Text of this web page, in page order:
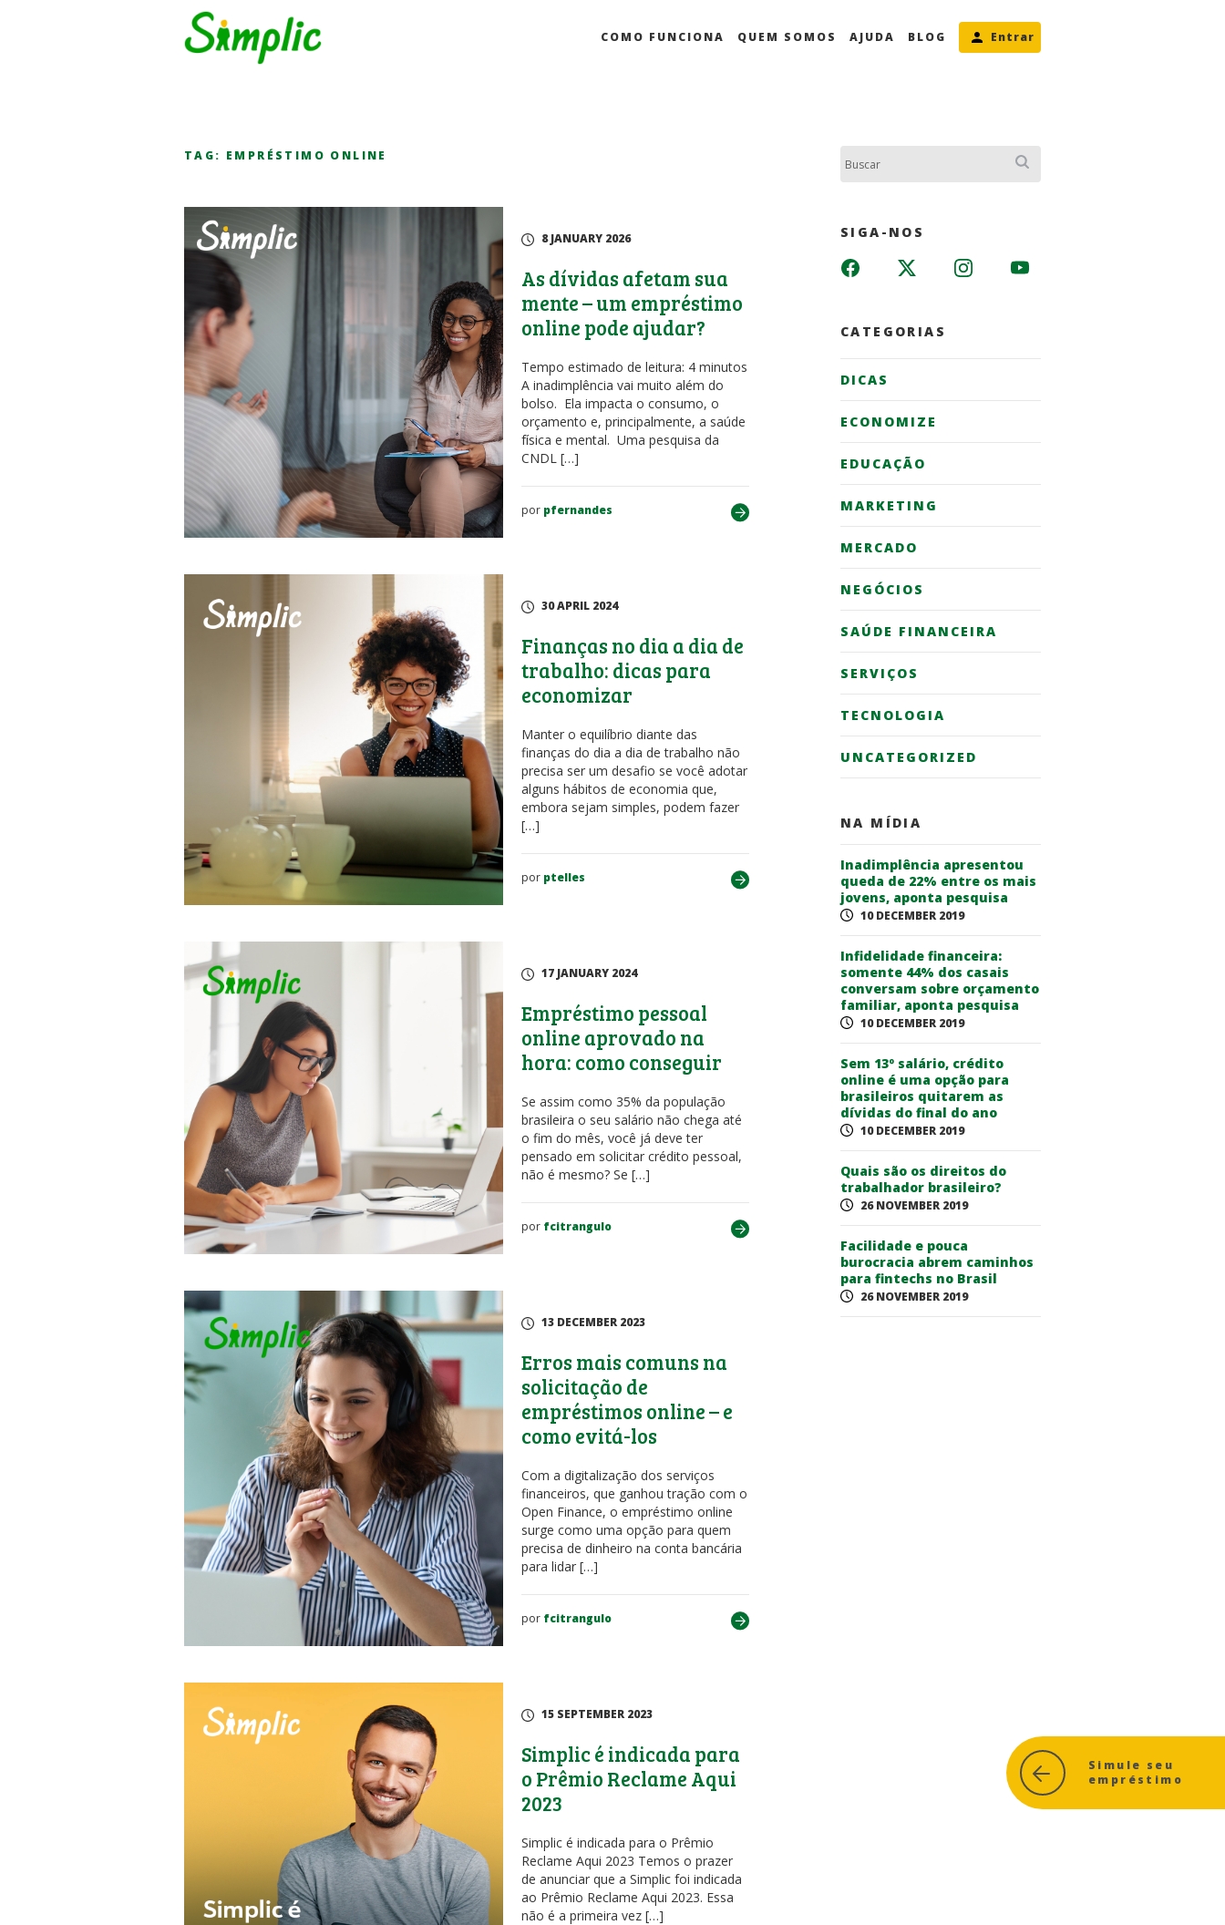
COMO FUNCIONA QUEM SOMOS AJUDA BLOG Entrar
TAG: EMPRÉSTIMO ONLINE
8 JANUARY 2026
As dívidas afetam sua
mente – um empréstimo
online pode ajudar?
Tempo estimado de leitura: 4 minutos
A inadimplência vai muito além do
bolso. Ela impacta o consumo, o
orçamento e, principalmente, a saúde
física e mental. Uma pesquisa da
CNDL […]
por pfernandes
30 APRIL 2024
Finanças no dia a dia de
trabalho: dicas para
economizar
Manter o equilíbrio diante das
finanças do dia a dia de trabalho não
precisa ser um desafio se você adotar
alguns hábitos de economia que,
embora sejam simples, podem fazer
[…]
por ptelles
17 JANUARY 2024
Empréstimo pessoal
online aprovado na
hora: como conseguir
Se assim como 35% da população
brasileira o seu salário não chega até
o fim do mês, você já deve ter
pensado em solicitar crédito pessoal,
não é mesmo? Se […]
por fcitrangulo
13 DECEMBER 2023
Erros mais comuns na
solicitação de
empréstimos online – e
como evitá-los
Com a digitalização dos serviços
financeiros, que ganhou tração com o
Open Finance, o empréstimo online
surge como uma opção para quem
precisa de dinheiro na conta bancária
para lidar […]
por fcitrangulo
15 SEPTEMBER 2023
Simplic é indicada para
o Prêmio Reclame Aqui
2023
Simplic é indicada para o Prêmio
Reclame Aqui 2023 Temos o prazer
de anunciar que a Simplic foi indicada
ao Prêmio Reclame Aqui 2023. Essa
não é a primeira vez […]
SIGA-NOS
CATEGORIAS
DICAS
ECONOMIZE
EDUCAÇÃO
MARKETING
MERCADO
NEGÓCIOS
SAÚDE FINANCEIRA
SERVIÇOS
TECNOLOGIA
UNCATEGORIZED
NA MÍDIA
Inadimplência apresentou
queda de 22% entre os mais
jovens, aponta pesquisa
10 DECEMBER 2019
Infidelidade financeira:
somente 44% dos casais
conversam sobre orçamento
familiar, aponta pesquisa
10 DECEMBER 2019
Sem 13º salário, crédito
online é uma opção para
brasileiros quitarem as
dívidas do final do ano
10 DECEMBER 2019
Quais são os direitos do
trabalhador brasileiro?
26 NOVEMBER 2019
Facilidade e pouca
burocracia abrem caminhos
para fintechs no Brasil
26 NOVEMBER 2019
Simule seu
empréstimo